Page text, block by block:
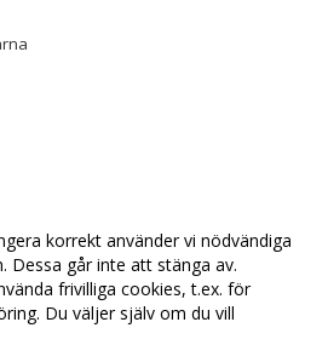
korrekt använder vi nödvändiga
Dessa går inte att stänga av.
frivilliga cookies, t.ex. för
Du väljer själv om du vill